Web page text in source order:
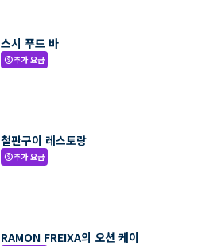
스시 푸드 바
paid추가 요금
철판구이 레스토랑
paid추가 요금
RAMON FREIXA의 오션 케이